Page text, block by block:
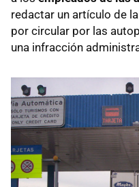
redactar un artículo de
por circular por las
una infracción